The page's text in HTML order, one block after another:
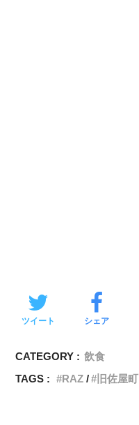
ツイート シェア
CATEGORY : 飲食
TAGS :
RAZ 旧佐屋町